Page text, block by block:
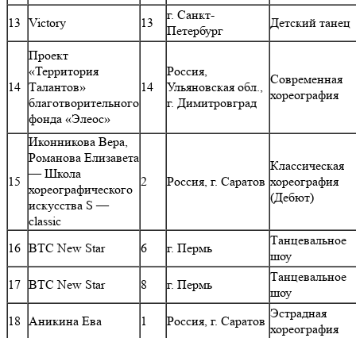
13 Victory 13
г. Санкт-
Петербург
Детский танец
14
Проект
«Территория
Талантов»
благотворительного
фонда «Элеос»
14
Россия,
Ульяновская обл.,
г. Димитровград
Современная
хореография
15
Иконникова Вера,
Романова Елизавета
— Школа
хореографического
искусства S —
classic
2 Россия, г. Саратов
Классическая
хореография
(Дебют)
16 ВТС New Star 6 г. Пермь
Танцевальное
шоу
17 ВТС New Star 8 г. Пермь
Танцевальное
шоу
18 Аникина Ева 1 Россия, г. Саратов
Эстрадная
хореография